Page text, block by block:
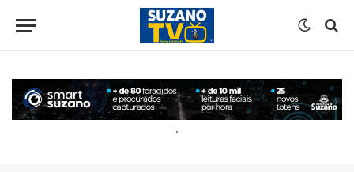
conteúdo
.